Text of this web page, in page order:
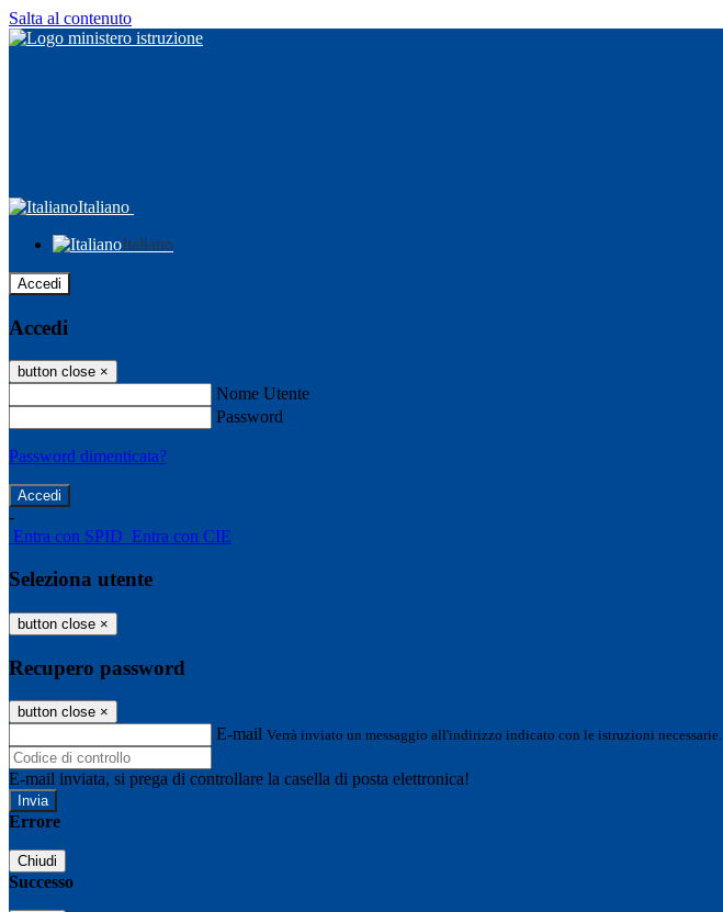
Salta al contenuto
Italiano
Italiano
Accedi
Accedi
button close ×
Nome Utente
Password
Password dimenticata?
-
Entra con SPID Entra con CIE
Seleziona utente
button close ×
Recupero password
button close ×
E-mail Verrà inviato un messaggio all'indirizzo indicato con le istruzioni necessarie.
E-mail inviata, si prega di controllare la casella di posta elettronica!
Errore
Chiudi
Successo